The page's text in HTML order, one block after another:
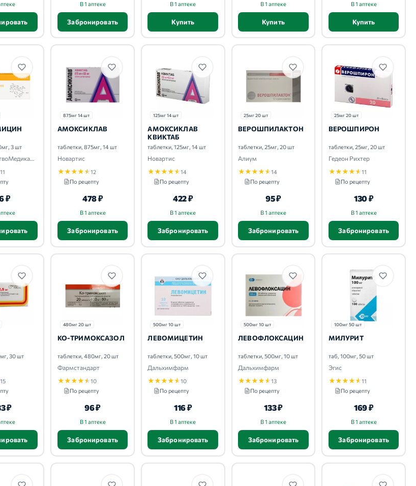
В 1 аптеке
Забронировать
В 1 аптеке
Купить
В 1 аптеке
Купить
В 1 аптеке
Купить
3 шт
ПроизводствоМедикаментов-ПроМед
11
₽
875мг 14 шт
АМОКСИКЛАВ
таблетки, 875мг, 14 шт
Новартис
★★★★★12
По рецепту
478 ₽
В 1 аптеке
Забронировать
125мг 14 шт
АМОКСИКЛАВ
КВИКТАБ
таблетки, 125мг, 14 шт
Новартис
★★★★★14
По рецепту
422 ₽
В 1 аптеке
Забронировать
25мг 20 шт
ВЕРОШПИЛАКТОН
таблетки, 25мг, 20 шт
Алиум
★★★★★14
По рецепту
95 ₽
В 1 аптеке
Забронировать
25мг 20 шт
ВЕРОШПИРОН
таблетки, 25мг, 20 шт
Гедеон Рихтер
★★★★★11
По рецепту
130 ₽
В 1 аптеке
Забронировать
30 шт
15
₽
480мг 20 шт
КО-ТРИМОКСАЗОЛ
таблетки, 480мг, 20 шт
Фармстандарт
★★★★★10
По рецепту
96 ₽
В 1 аптеке
Забронировать
500мг 10 шт
ЛЕВОМИЦЕТИН
таблетки, 500мг, 10 шт
Дальхимфарм
★★★★★10
По рецепту
116 ₽
В 1 аптеке
Забронировать
500мг 10 шт
ЛЕВОФЛОКСАЦИН
таблетки, 500мг, 10 шт
Дальхимфарм
★★★★★13
По рецепту
133 ₽
В 1 аптеке
Забронировать
100мг 50 шт
МИЛУРИТ
таб, 100мг, 50 шт
Эгис
★★★★★11
По рецепту
169 ₽
В 1 аптеке
Забронировать